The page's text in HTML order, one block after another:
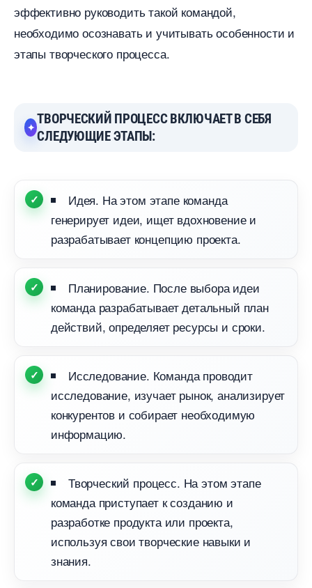
эффективно руководить такой командой,
необходимо осознавать и учитывать особенности и
этапы творческого процесса.
ТВОРЧЕСКИЙ ПРОЦЕСС ВКЛЮЧАЕТ В СЕБЯ
СЛЕДУЮЩИЕ ЭТАПЫ:
Идея. На этом этапе команда
енерирует идеи, ищет вдохновение и
разрабатывает концепцию проекта.
Планирование. После выбора идеи
команда разрабатывает детальный план
действий, определяет ресурсы и сроки.
Исследование. Команда проводит
исследование, изучает рынок, анализирует
конкурентов и собирает необходимую
информацию.
Творческий процесс. На этом этапе
команда приступает к созданию и
разработке продукта или проекта,
используя свои творческие навыки и
знания.